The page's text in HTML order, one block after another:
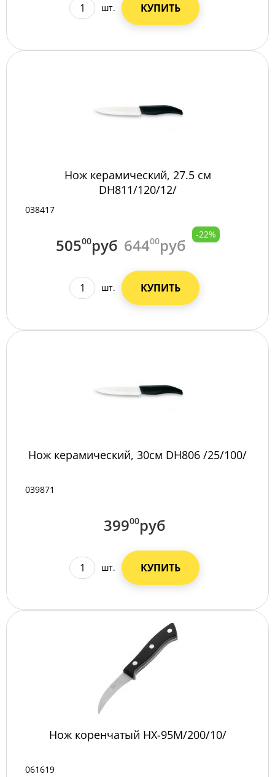
шт. КУПИТЬ
Нож керамический, 27.5 см
DH811/120/12/
038417
50500руб 64400руб
-22%
шт. КУПИТЬ
Нож керамический, 30см DH806 /25/100/
039871
39900руб
шт. КУПИТЬ
Нож коренчатый НХ-95М/200/10/
061619